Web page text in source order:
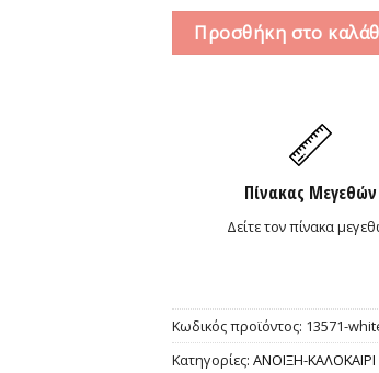
Προσθήκη στο
Πίνακας Μεγεθών
Δείτε τον πίνακα
Κωδικός προϊόντος: 13571-
Κατηγορίες: ΑΝΟΙΞΗ-ΚΑΛΟΚΑΙΡΙ